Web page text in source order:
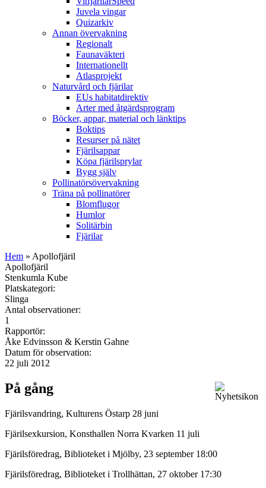
Juvela vingar
Quizarkiv
Annan övervakning
Regionalt
Faunaväkteri
Internationellt
Atlasprojekt
Naturvård och fjärilar
EUs habitatdirektiv
Arter med åtgärdsprogram
Böcker, appar, material och länktips
Boktips
Resurser på nätet
Fjärilsappar
Köpa fjärilsprylar
Bygg själv
Pollinatörsövervakning
Träna på pollinatörer
Blomflugor
Humlor
Solitärbin
Fjärilar
Hem » Apollofjäril
Apollofjäril
Stenkumla Kube
Platskategori:
Slinga
Antal observationer:
1
Rapportör:
Åke Edvinsson & Kerstin Gahne
Datum för observation:
22 juli 2012
På gång
Fjärilsvandring, Kulturens Östarp 28 juni
Fjärilsexkursion, Konsthallen Norra Kvarken 11 juli
Fjärilsföredrag, Biblioteket i Mjölby, 23 september 18:00
Fjärilsföredrag, Biblioteket i Trollhättan, 27 oktober 17:30